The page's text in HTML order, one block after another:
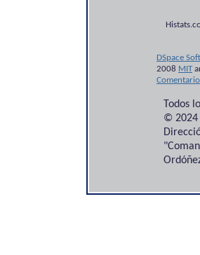
DSpace
2008 MIT
Todos
© 2024